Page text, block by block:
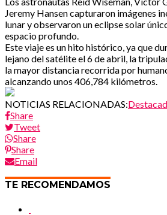
Jeremy Hansen capturaron imágenes
lunar y observaron un eclipse solar
espacio profundo.
Este viaje es un hito histórico, ya que
lejano del satélite el 6 de abril, la
la mayor distancia recorrida por
alcanzando unos 406,784 kilómetros.
NOTICIAS RELACIONADAS:
Share
Tweet
Share
Share
Email
TE RECOMENDAMOS